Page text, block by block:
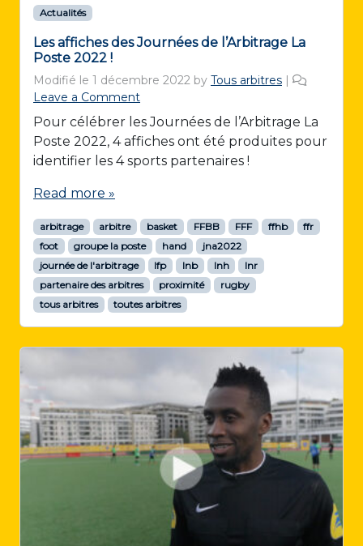
Actualités
Les affiches des Journées de l’Arbitrage La
Poste 2022 !
Modifié le 1 décembre 2022 by Tous arbitres |
Leave a Comment
Pour célébrer les Journées de l’Arbitrage La
Poste 2022, 4 affiches ont été produites pour
identifier les 4 sports partenaires !
Read more »
arbitrage arbitre basket FFBB FFF ffhb
ffr
foot
groupe la poste hand
jna2022
journée de l'arbitrage
lfp lnb lnh
lnr
partenaire des arbitres
proximité
rugby
tous arbitres
toutes arbitres